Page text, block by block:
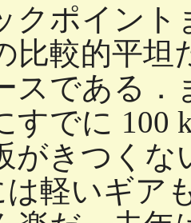
クポイン
比較的平坦
スである．
すでに 100
がきつくな
は軽いギア